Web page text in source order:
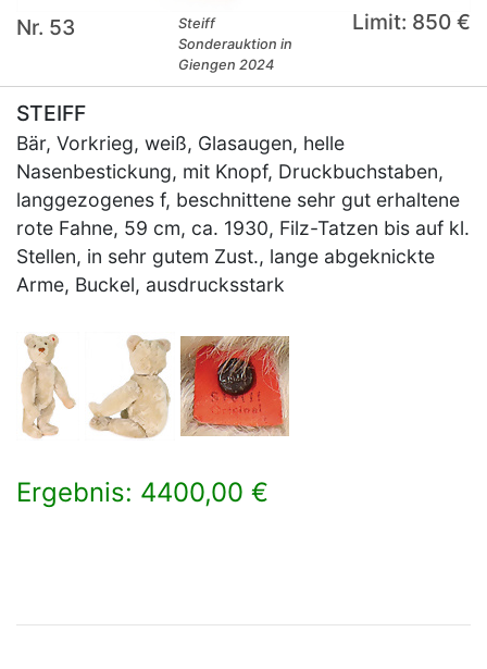
Nr. 53
Steiff
Sonderauktion in
Giengen 2024
Limit: 850 €
STEIFF
Bär, Vorkrieg, weiß, Glasaugen, helle
Nasenbestickung, mit Knopf, Druckbuchstaben,
langgezogenes f, beschnittene sehr gut erhaltene
rote Fahne, 59 cm, ca. 1930, Filz-Tatzen bis auf kl.
Stellen, in sehr gutem Zust., lange abgeknickte
Arme, Buckel, ausdrucksstark
Ergebnis: 4400,00 €